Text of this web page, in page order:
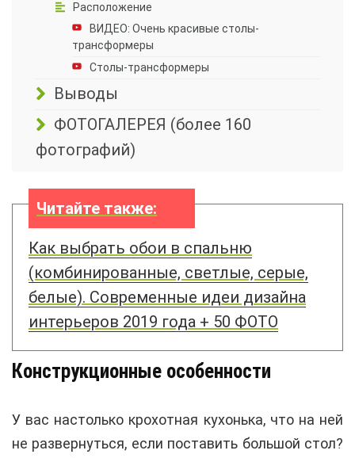
Расположение
ВИДЕО: Очень красивые столы-
трансформеры
Столы-трансформеры
Выводы
ФОТОГАЛЕРЕЯ (более 160
фотографий)
Читайте также:
Как выбрать обои в спальню
(комбинированные, светлые, серые,
белые). Современные идеи дизайна
интерьеров 2019 года + 50 ФОТО
Конструкционные особенности
У вас настолько крохотная кухонька, что на ней
не развернуться, если поставить большой стол?